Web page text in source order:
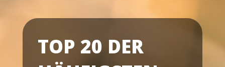
TOP 20 DER